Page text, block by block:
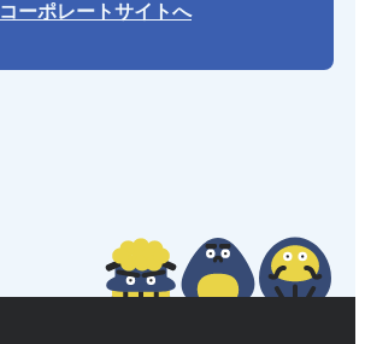
コーポレートサイトへ